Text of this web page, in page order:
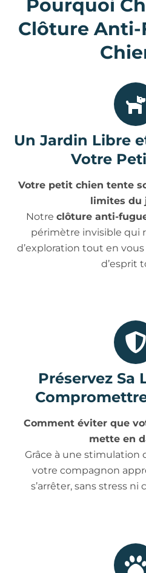
Pourquoi
Clôture
Un Jardin Libre
Votre
Votre petit chien tente
limites du
Notre clôture anti-
périmètre invisible qui
d’exploration tout en
d’esprit
Préservez Sa
Comment éviter que
mette en
Grâce à une stimulation
votre compagnon
s’arrêter, sans stress